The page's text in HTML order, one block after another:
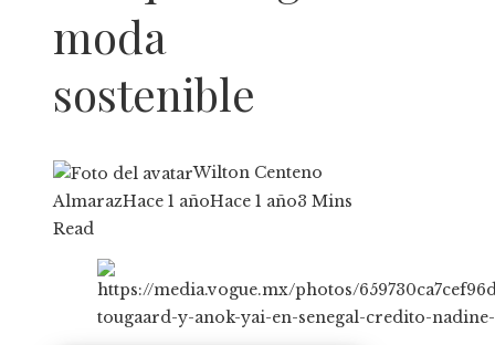
moda
sostenible
Wilton Centeno
AlmarazHace 1 añoHace 1 año3 Mins
Read